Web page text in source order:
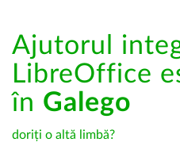
Ajutorul
LibreOffice
în Galego
doriți o altă limbă?